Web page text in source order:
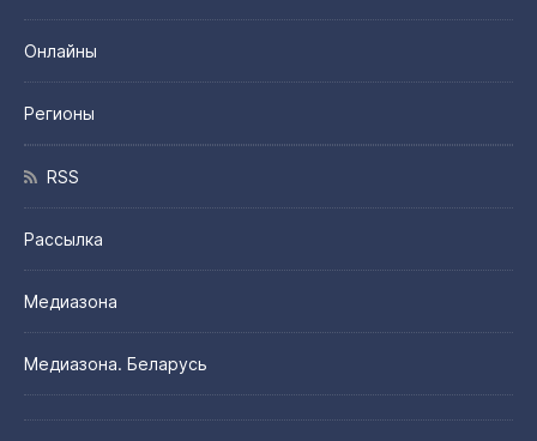
Онлайны
Регионы
RSS
Рассылка
Медиазона
Медиазона. Беларусь